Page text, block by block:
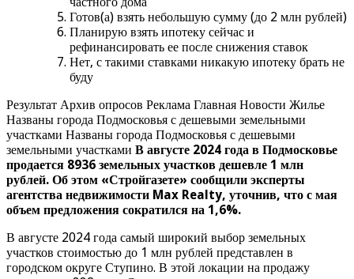
Готов(а) взять небольшую сумму (до 2 млн рублей)
Планирую взять ипотеку сейчас и
рефинансировать ее после снижения ставок
Нет, с такими ставками никакую ипотеку брать не
буду
Результат Архив опросов Реклама Главная Новости Жилье
Названы города Подмосковья с дешевыми земельными
участками Названы города Подмосковья с дешевыми
земельными участками В августе 2024 года в Подмосковье
продается 8936 земельных участков дешевле 1 млн
рублей. Об этом «Стройгазете» сообщили эксперты
агентства недвижимости Max Realty, уточнив, что с мая
объем предложения сократился на 1,6%.
В августе 2024 года самый широкий выбор земельных
участков стоимостью до 1 млн рублей представлен в
городском округе Ступино. В этой локации на продажу